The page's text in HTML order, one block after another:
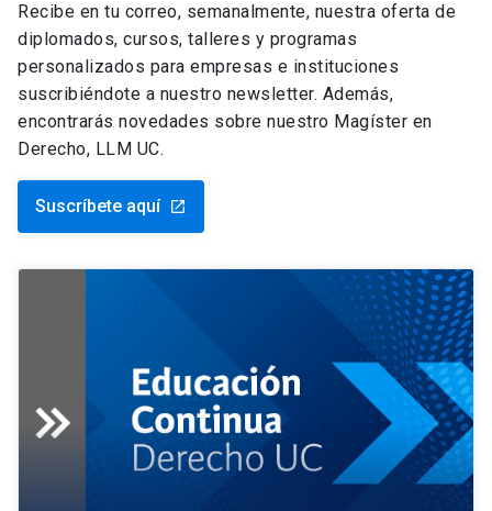
Recibe en tu correo, semanalmente, nuestra oferta de
diplomados, cursos, talleres y programas
personalizados para empresas e instituciones
suscribiéndote a nuestro newsletter. Además,
encontrarás novedades sobre nuestro Magíster en
Derecho, LLM UC.
Suscríbete aquí launch